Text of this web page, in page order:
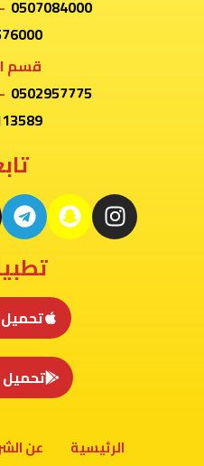
0507084000
قسم
0502957775
تحميل
الرئيسية عن